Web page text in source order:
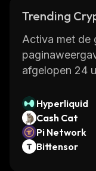
Trending
Activa met de
afgelopen 24
Hyperliquid
Cash Cat
Pi Network
Bittensor